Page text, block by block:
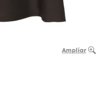
Ampliar